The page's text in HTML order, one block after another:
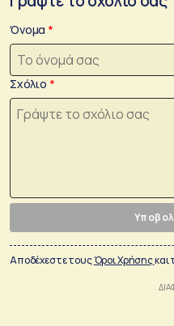
Όνομα
Σχόλιο
Αποδέχεστε τουςΌροι Χρήσηςκαι